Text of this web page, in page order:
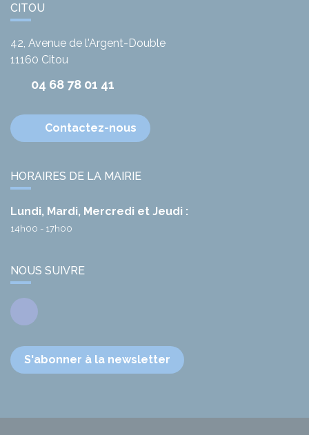
CITOU
42, Avenue de l'Argent-Double
11160 Citou
04 68 78 01 41
Contactez-nous
HORAIRES DE LA MAIRIE
Lundi, Mardi, Mercredi et Jeudi :
14h00 - 17h00
NOUS SUIVRE
Facebook
S'abonner à la newsletter